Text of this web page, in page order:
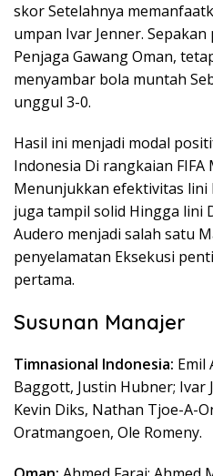
skor Setelahnya
umpan Ivar Jenner.
Penjaga Gawang Oman,
menyambar bola muntah
unggul 3-0.
Hasil ini menjadi modal
Indonesia Di rangkaian FIFA
Menunjukkan efektivitas lini
juga tampil solid Hingga lini
Audero menjadi salah satu
penyelamatan Eksekusi
pertama.
Susunan Manajer
Timnasional Indonesia: Emil
Baggott, Justin Hubner; Ivar
Kevin Diks, Nathan Tjoe-A-
Oratmangoen, Ole Romeny.